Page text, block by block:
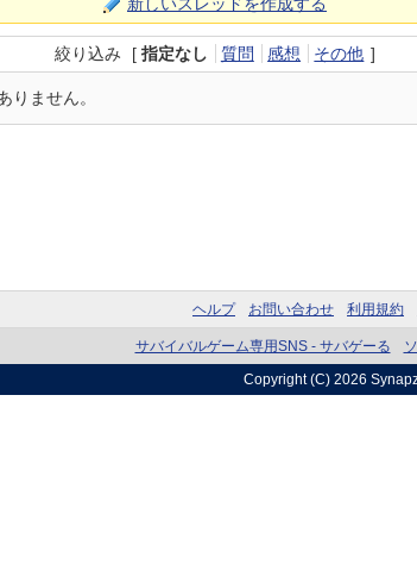
絞り込み [ 指定なし 質問 感想 その他 ]
りません。
ヘルプ お問い合わせ 利用規約
サバイバルゲーム専用SNS - サバゲーる
Copyright (C) 2026